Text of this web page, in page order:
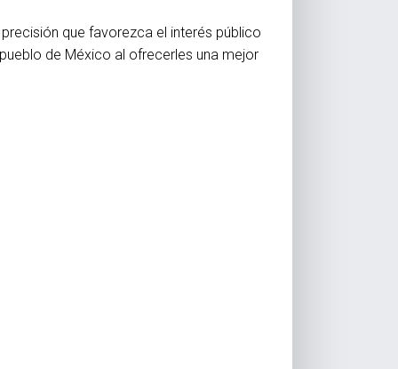
que favorezca el interés público
de México al ofrecerles una mejor